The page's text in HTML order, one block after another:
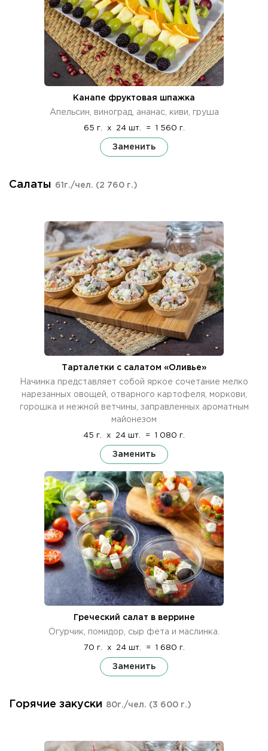
Канапе фруктовая шпажка
Апельсин, виноград, ананас, киви, груша
65 г. x 24 шт. = 1 560 г.
Заменить
Салаты 61г./чел. (2 760 г.)
Тарталетки с салатом «Оливье»
Начинка представляет собой яркое сочетание мелко
нарезанных овощей, отварного картофеля, моркови,
горошка и нежной ветчины, заправленных ароматным
майонезом
45 г. x 24 шт. = 1 080 г.
Заменить
Греческий салат в веррине
Огурчик, помидор, сыр фета и маслинка.
70 г. x 24 шт. = 1 680 г.
Заменить
Горячие закуски 80г./чел. (3 600 г.)